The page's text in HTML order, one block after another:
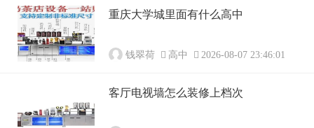
重庆大学城里面有什么高中
钱翠荷 高中 2026-08-07 23:46:01
客厅电视墙怎么装修上档次